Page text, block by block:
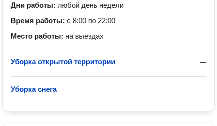
Дни работы: любой день недели
Время работы: с 8:00 по 22:00
Место работы: на выездах
—
Уборка открытой территории
—
Уборка снега